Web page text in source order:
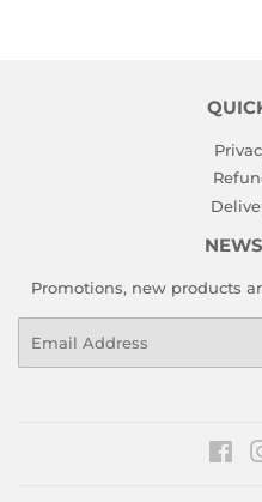
Promotions, new products